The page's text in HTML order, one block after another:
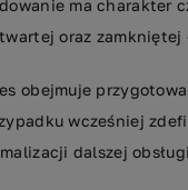
ma charakter
oraz
obejmuje
wcześniej
dalszej